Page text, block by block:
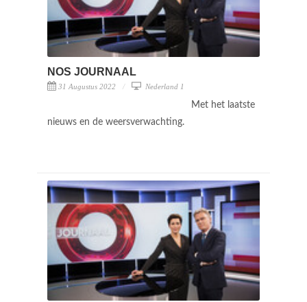
NOS JOURNAAL
31 Augustus 2022 Nederland 1
Met het laatste
nieuws en de weersverwachting.